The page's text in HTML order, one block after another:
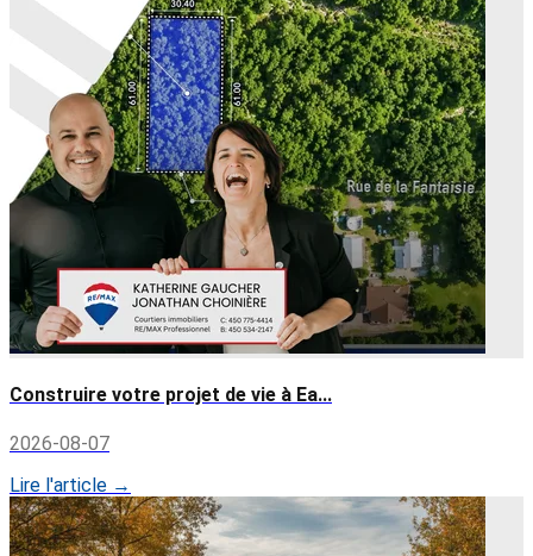
Construire votre projet de vie à Ea...
2026-08-07
Lire l'article →